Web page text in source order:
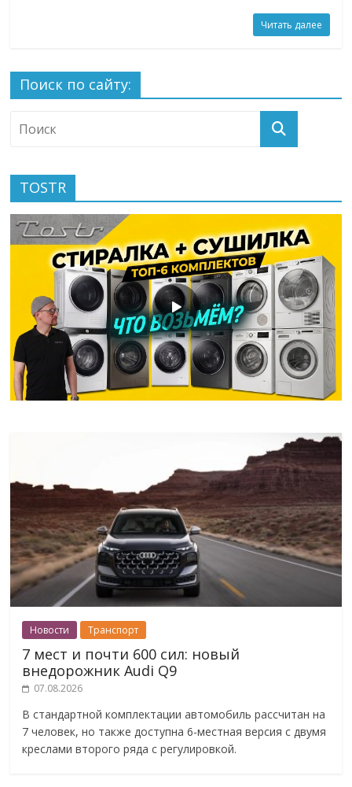
Читать далее
Поиск по сайту:
TOSTR
Новости Транспорт
7 мест и почти 600 сил: новый
внедорожник Audi Q9
07.08.2026
В стандартной комплектации автомобиль рассчитан на
7 человек, но также доступна 6-местная версия с двумя
креслами второго ряда с регулировкой.